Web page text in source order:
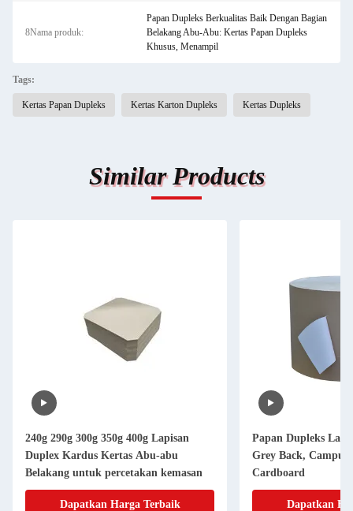
8Nama produk:
Papan Dupleks Berkualitas Baik Dengan Bagian
Belakang Abu-Abu: Kertas Papan Dupleks
Khusus, Menampil
Tags:
Kertas Papan Dupleks Kertas Karton Dupleks Kertas Dupleks
Similar Products
240g 290g 300g 350g 400g Lapisan
Duplex Kardus Kertas Abu-abu
Belakang untuk percetakan kemasan
Dapatkan Harga Terbaik
Papan Dupleks
Grey Back,
Cardboard
Dapatkan